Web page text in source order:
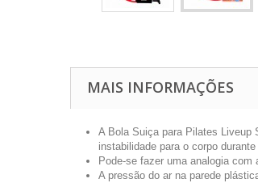
MAIS INFORMAÇÕES
A Bola Suiça para Pilates Liveup
instabilidade para o corpo
Pode-se fazer uma analogia
A pressão do ar na parede